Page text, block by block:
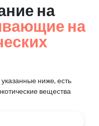
на
на
ниже, есть
вещества